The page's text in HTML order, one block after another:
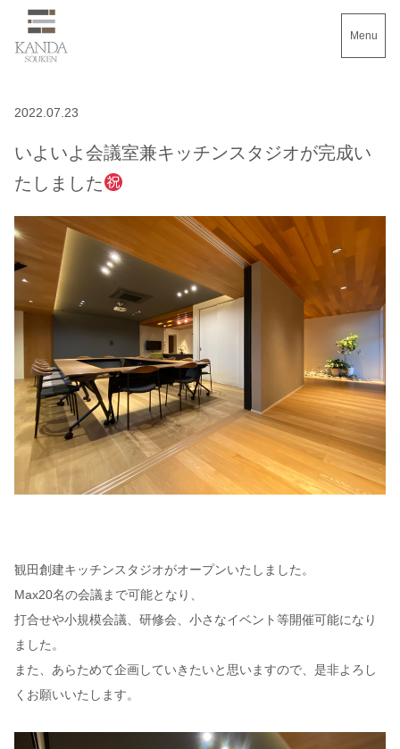
Menu
2022.07.23
いよいよ会議室兼キッチンスタジオが完成い
たしました
観田創建キッチンスタジオがオープンいたしました。
Max20名の会議まで可能となり、
打合せや小規模会議、研修会、小さなイベント等開催可能になり
ました。
また、あらためて企画していきたいと思いますので、是非よろし
くお願いいたします。